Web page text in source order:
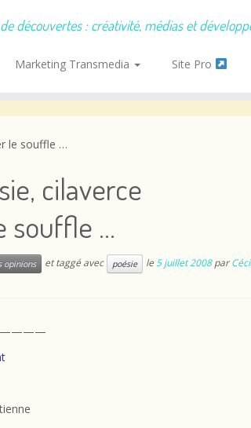
découvertes : créativité, médias et
Marketing Transmedia Site Pro
le souffle …
cilaverce
souffle …
opinions et taggé avec poésie le 5 juillet 2008 par